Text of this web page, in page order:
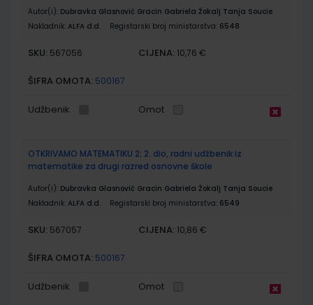
Autor(i): Dubravka Glasnović Gracin Gabriela Žokalj Tanja Soucie
Nakladnik: ALFA d.d. Registarski broj ministarstva: 6548
SKU: 567056 CIJENA: 10,76 €
ŠIFRA OMOTA: 500167
Udžbenik Omot
OTKRIVAMO MATEMATIKU 2; 2. dio, radni udžbenik iz
matematike za drugi razred osnovne škole
Autor(i): Dubravka Glasnović Gracin Gabriela Žokalj Tanja Soucie
Nakladnik: ALFA d.d. Registarski broj ministarstva: 6549
SKU: 567057 CIJENA: 10,86 €
ŠIFRA OMOTA: 500167
Udžbenik Omot